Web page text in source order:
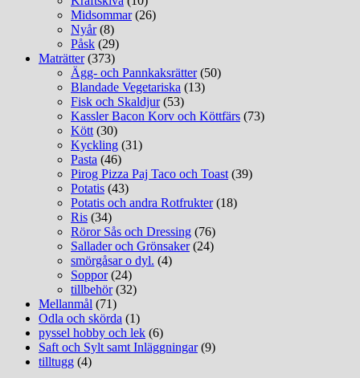
Midsommar(26)
Nyår(8)
Påsk (29)
Maträtter(373)
Ägg- och Pannkaksrätter(50)
Blandade Vegetariska (13)
Fisk och Skaldjur(53)
Kassler Bacon Korv och Köttfärs (73)
Kött (30)
Kyckling (31)
Pasta (46)
Pirog Pizza Paj Taco och Toast (39)
Potatis (43)
Potatis och andra Rotfrukter(18)
Ris (34)
Röror Sås och Dressing (76)
Sallader och Grönsaker(24)
smörgåsar o dyl. (4)
Soppor(24)
tillbehör(32)
Mellanmål (71)
Odla och skörda (1)
pyssel hobby och lek (6)
Saft och Sylt samt Inläggningar(9)
tilltugg (4)